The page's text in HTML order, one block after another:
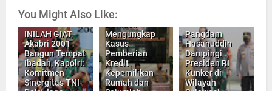
You Might Also Like:
INILAH GIAT,
Akabri 2001
Bangun Tempat
Ibadah, Kapolri:
Komitmen
Sinergitas TNI-
Bareskrim Polri,
Mengungkap
Kasus
Pemberian
Kredit
Kepemilikan
Rumah dan
Pangdam
Hasanuddin
Dampingi
Presiden RI
Kunker di
Wilayah